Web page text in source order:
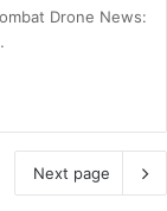
Drone News:
Next page